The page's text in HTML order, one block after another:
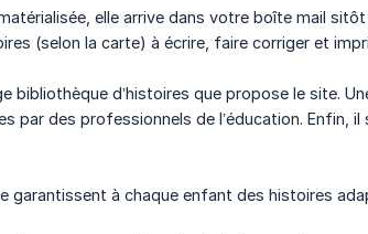
elle arrive dans votre boîte mail
(selon la carte) à écrire, faire corriger et
bibliothèque d’histoires que propose le site.
par des professionnels de l’éducation. Enfin,
garantissent à chaque enfant des histoires